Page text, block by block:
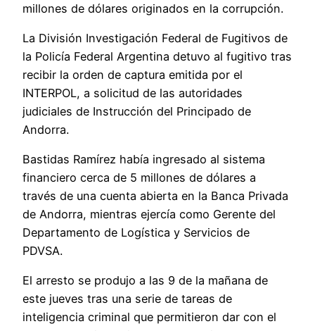
millones de dólares originados en la corrupción.
La División Investigación Federal de Fugitivos de
la Policía Federal Argentina detuvo al fugitivo tras
recibir la orden de captura emitida por el
INTERPOL, a solicitud de las autoridades
judiciales de Instrucción del Principado de
Andorra.
Bastidas Ramírez había ingresado al sistema
financiero cerca de 5 millones de dólares a
través de una cuenta abierta en la Banca Privada
de Andorra, mientras ejercía como Gerente del
Departamento de Logística y Servicios de
PDVSA.
El arresto se produjo a las 9 de la mañana de
este jueves tras una serie de tareas de
inteligencia criminal que permitieron dar con el